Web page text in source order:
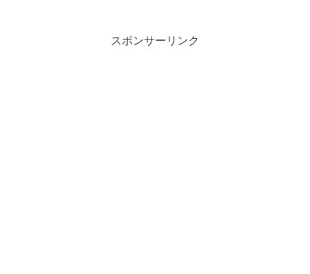
スポンサーリンク